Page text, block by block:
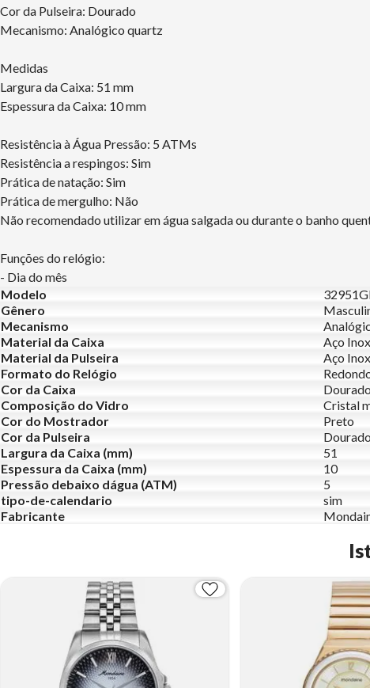
Cor da Pulseira: Dourado
Mecanismo: Analógico quartz
Medidas
Largura da Caixa: 51 mm
Espessura da Caixa: 10 mm
Resistência à Água Pressão: 5 ATMs
Resistência a respingos: Sim
Prática de natação: Sim
Prática de mergulho: Não
Não recomendado utilizar em água salgada ou durante o banho
Funções do relógio:
- Dia do mês
Modelo
Gênero
Mecanismo
Material da Caixa
Aço Inox
Material da Pulseira
Aço Inox
Formato do Relógio
Cor da Caixa
Composição do Vidro
Cristal
Cor do Mostrador
Preto
Cor da Pulseira
Largura da Caixa (mm)
51
Espessura da Caixa (mm)
10
Pressão debaixo dágua (ATM)
5
tipo-de-calendario
sim
Fabricante